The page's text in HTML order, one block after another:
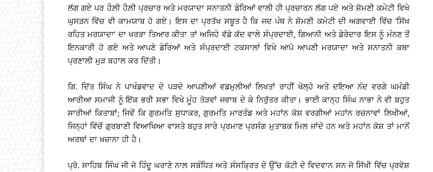
ਲੱਗ ਗਏ ਪਰ ਹੌਲ਼ੀ ਹੌਲ਼ੀ ਪ੍ਰਚਾਰ ਅਤੇ ਮਰਯਾਦਾ ਸਨਾਤਨੀ ਡੇਰਿਆਂ ਵਾਲੀ ਹੀ ਪ੍ਰਚਾਰਨ ਲੱਗ ਪਏ ਅਤੇ ਸ਼ੋਮਣੀ ਕਮੇਟੀ ਵਿਖੇ
ਘੁਸੜਨ ਵਿੱਚ ਵੀ ਕਾਮਯਾਬ ਹੋ ਗਏ। ਇਸ ਦਾ ਪ੍ਰਤੱਖ ਸਬੂਤ ਹੈ ਕਿ ਜਦ ਪੰਥ ਨੇ ਸ਼ੋਮਣੀ ਕਮੇਟੀ ਦੀ ਅਗਵਾਈ ਵਿੱਚ ‘ਸਿੱਖ
ਰਹਿਤ ਮਰਯਾਦਾ’ ਦਾ ਖਰੜਾ ਤਿਆਰ ਕੀਤਾ ਤਾਂ ਅਜਿਹੇ ਵੱਡੇ ਕੱਦ ਵਾਲੇ ਸੰਪ੍ਰਦਾਈ, ਗਿਆਨੀ ਅਤੇ ਡੇਰੇਦਾਰ ਇਸ ਨੂੰ ਮੰਨਣ ਤੋਂ
ਇਨਕਾਰੀ ਹੋ ਗਏ ਅਤੇ ਆਪਣੇ ਡੇਰਿਆਂ ਅਤੇ ਸੰਪ੍ਰਦਾਈ ਟਕਸਾਲਾਂ ਵਿਖੇ ਆਪੋ ਆਪਣੀ ਮਰਯਾਦਾ ਅਤੇ ਸਨਾਤਨੀ ਕਥਾ
ਪ੍ਰਣਾਲੀ ਮੁੜ ਬਹਾਲ ਕਰ ਦਿੱਤੀ।
ਗਿ. ਦਿੱਤ ਸਿੰਘ ਨੇ ਪਾਖੰਡਵਾਦ ਦੇ ਪੜਦੇ ਆਪਣੀਆਂ ਵਡਮੁਲੀਆਂ ਲਿਖਤਾਂ ਰਾਹੀਂ ਖੋਲ੍ਹੇ ਅਤੇ ਦਇਆ ਨੰਦ ਵਰਗੇ ਘਮੰਡੀ
ਆਰੀਆ ਸਮਾਜੀ ਨੂੰ ਇੱਕ ਭਰੀ ਸਭਾ ਵਿਖੇ ਮੂੰਹ ਤੋੜਵਾਂ ਜਵਾਬ ਦੇ ਕੇ ਨਿਰੁੱਤਰ ਕੀਤਾ। ਭਾਈ ਕਾਨ੍ਹ ਸਿੰਘ ਨਾਭਾ ਨੇ ਵੀ ਬਹੁਤ
ਸਾਰੀਆਂ ਕਿਤਾਬਾਂ; ਜਿਵੇਂ ਕਿ ਗੁਰਮਤਿ ਸੁਧਾਕਰ, ਗੁਰਮਤਿ ਮਾਰਤੰਡ ਅਤੇ ਮਹਾਂਨ ਕੋਸ਼ ਵਰਗੀਆਂ ਮਹਾਂਨ ਰਚਨਾਵਾਂ ਲਿਖੀਆਂ,
ਜਿਨ੍ਹਾਂ ਵਿੱਚੋਂ ਗੁਰਬਾਣੀ ਵਿਆਖਿਆ ਵਾਸਤੇ ਬਹੁਤ ਸਾਰੇ ਪ੍ਰਮਾਣ ਪ੍ਰਸੰਗ ਮੁਤਾਬਕ ਮਿਲ ਜਾਂਦੇ ਹਨ ਅਤੇ ਮਹਾਂਨ ਕੋਸ਼ ਤਾਂ ਮਾਨੋਂ
ਅਰਥਾਂ ਦਾ ਖ਼ਜ਼ਾਨਾ ਹੀ ਹੈ।
ਪ੍ਰੋ. ਸਾਹਿਬ ਸਿੰਘ ਜੀ ਜੋ ਹਿੰਦੂ ਘਰਾਣੇ ਨਾਲ ਸਬੰਧਿਤ ਅਤੇ ਸੰਸਕ੍ਰਿਤ ਦੇ ਉੱਚ ਕੋਟੀ ਦੇ ਵਿਦਵਾਨ ਸਨ ਜੋ ਸਿੱਖੀ ਵਿੱਚ ਪ੍ਰਵੇਸ਼